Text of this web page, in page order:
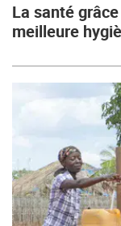
La santé
meilleure